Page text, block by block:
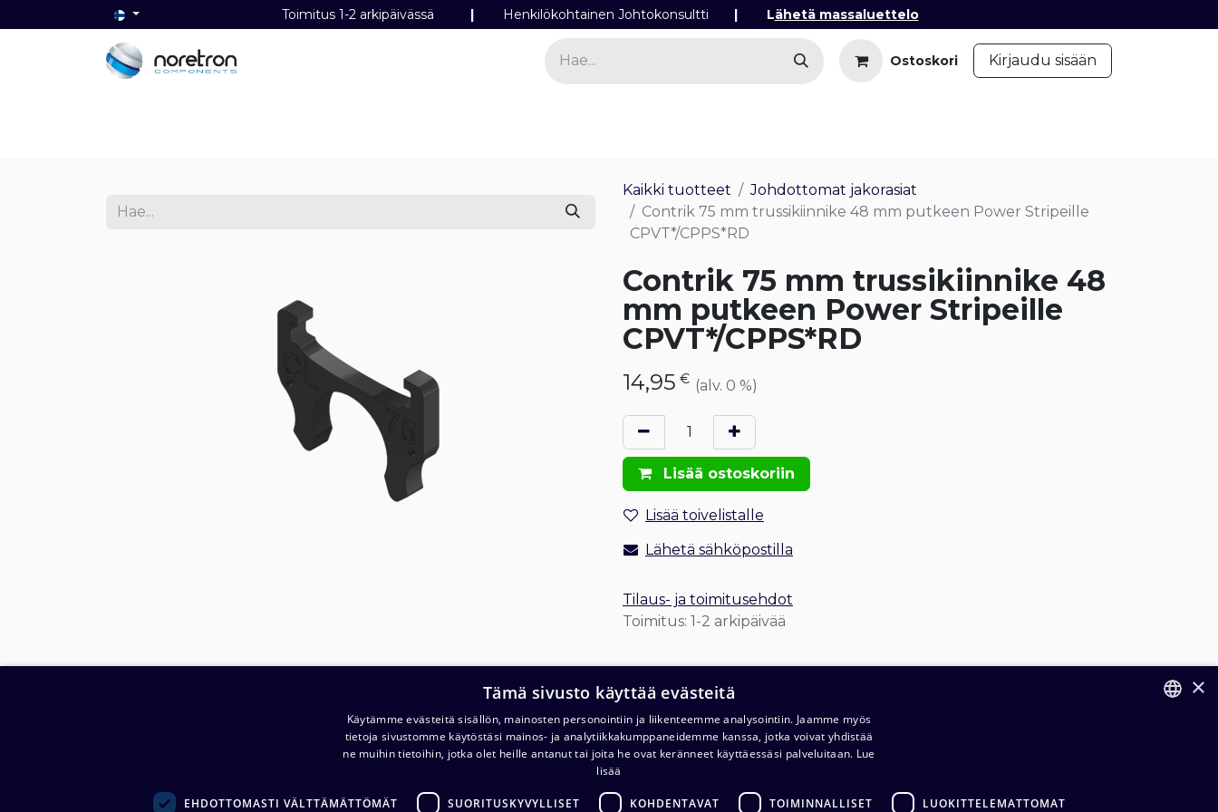
Toimitus 1-2 arkipäivässä | Henkilökohtainen Johtokonsultti | Lähetä massaluettelo​
Ostoskori Kirjaudu sisään
Kaikki tuotteet
Johdottomat jakorasiat
Contrik 75 mm trussikiinnike 48 mm putkeen Power Stripeille
CPVT*/CPPS*RD
Contrik 75 mm trussikiinnike 48
mm putkeen Power Stripeille
CPVT*/CPPS*RD
14,95 € (alv. 0 %)
Lisää ostoskoriin
Lisää toivelistalle
Lähetä sähköpostilla
Tilaus- ja toimitusehdot
Toimitus: 1-2 arkipäivää
Ansatie 5
Tilaus- ja toimitusehdot​​
Tietosuojaseloste​
Varasto ja noutopiste (ma-pe klo. 7-16)
Turvalaaksonkuja 4
×
Tämä sivusto käyttää evästeitä
Käytämme evästeitä sisällön, mainosten personointiin ja liikenteemme analysointiin. Jaamme myös
tietoja sivustomme käytöstäsi mainos- ja analytiikkakumppaneidemme kanssa, jotka voivat yhdistää
ne muihin tietoihin, jotka olet heille antanut tai joita he ovat keränneet käyttäessäsi palveluitaan. Lue
lisää
EHDOTTOMASTI VÄLTTÄMÄTTÖMÄT SUORITUSKYVYLLISET KOHDENTAVAT TOIMINNALLISET LUOKITTELEMATTOMAT